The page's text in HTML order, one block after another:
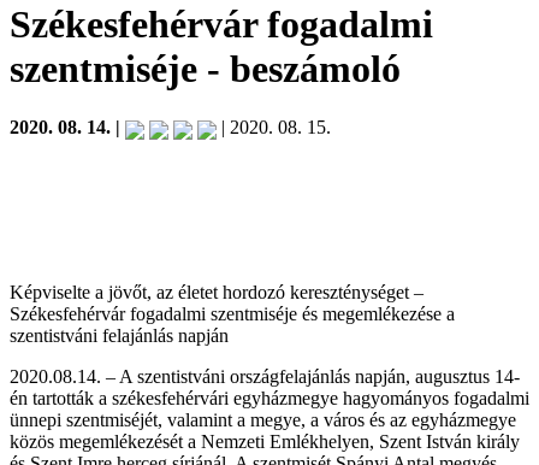
Székesfehérvár fogadalmi
szentmiséje - beszámoló
2020. 08. 14. | | 2020. 08. 15.
Képviselte a jövőt, az életet hordozó kereszténységet –
Székesfehérvár fogadalmi szentmiséje és megemlékezése a
szentistváni felajánlás napján
2020.08.14. – A szentistváni országfelajánlás napján, augusztus 14-
én tartották a székesfehérvári egyházmegye hagyományos fogadalmi
ünnepi szentmiséjét, valamint a megye, a város és az egyházmegye
közös megemlékezését a Nemzeti Emlékhelyen, Szent István király